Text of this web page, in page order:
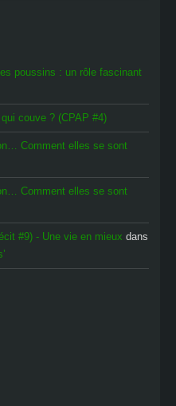
poussins : un rôle fascinant
couve ? (CPAP #4)
Comment elles se sont
Comment elles se sont
#9) - Une vie en mieux dans